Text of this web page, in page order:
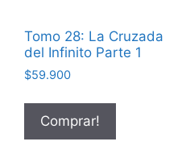
Tomo 28: La Cruzada
del Infinito Parte 1
$59.900
Comprar!